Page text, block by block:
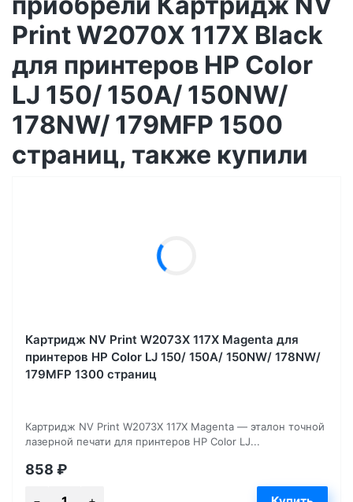
Print W2070X 117X Black
для принтеров HP Color
LJ 150/ 150A/ 150NW/
178NW/ 179MFP 1500
страниц, также купили
Картридж NV Print W2073X 117X Magenta для
принтеров HP Color LJ 150/ 150A/ 150NW/ 178NW/
179MFP 1300 страниц
Картридж NV Print W2073X 117X Magenta — эталон точной
лазерной печати для принтеров HP Color LJ...
858 ₽